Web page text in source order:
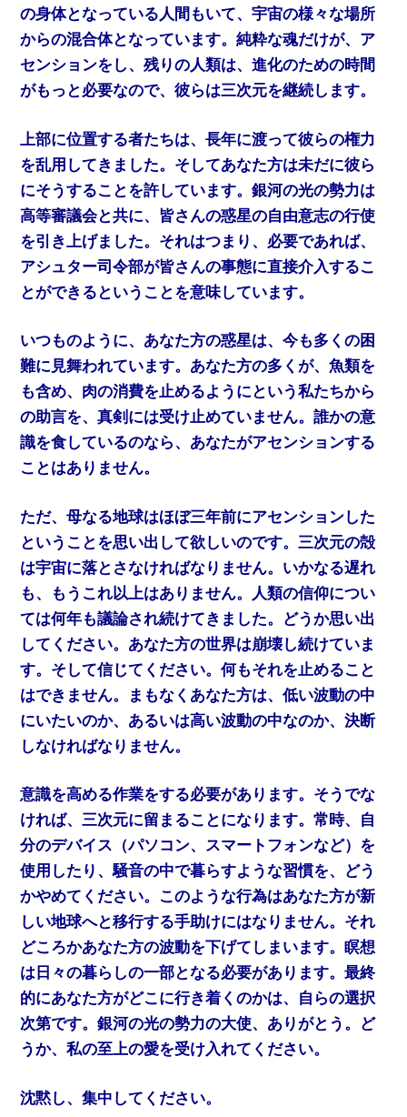
の身体となっている人間もいて、宇宙の様々な場所
からの混合体となっています。純粋な魂だけが、ア
センションをし、残りの人類は、進化のための時間
がもっと必要なので、彼らは三次元を継続します。
上部に位置する者たちは、長年に渡って彼らの権力
を乱用してきました。そしてあなた方は未だに彼ら
にそうすることを許しています。銀河の光の勢力は
高等審議会と共に、皆さんの惑星の自由意志の行使
を引き上げました。それはつまり、必要であれば、
アシュター司令部が皆さんの事態に直接介入するこ
とができるということを意味しています。
いつものように、あなた方の惑星は、今も多くの困
難に見舞われています。あなた方の多くが、魚類を
も含め、肉の消費を止めるようにという私たちから
の助言を、真剣には受け止めていません。誰かの意
識を食しているのなら、あなたがアセンションする
ことはありません。
ただ、母なる地球はほぼ三年前にアセンションした
ということを思い出して欲しいのです。三次元の殻
は宇宙に落とさなければなりません。いかなる遅れ
も、もうこれ以上はありません。人類の信仰につい
ては何年も議論され続けてきました。どうか思い出
してください。あなた方の世界は崩壊し続けていま
す。そして信じてください。何もそれを止めること
はできません。まもなくあなた方は、低い波動の中
にいたいのか、あるいは高い波動の中なのか、決断
しなければなりません。
意識を高める作業をする必要があります。そうでな
ければ、三次元に留まることになります。常時、自
分のデバイス（パソコン、スマートフォンなど）を
使用したり、騒音の中で暮らすような習慣を、どう
かやめてください。このような行為はあなた方が新
しい地球へと移行する手助けにはなりません。それ
どころかあなた方の波動を下げてしまいます。瞑想
は日々の暮らしの一部となる必要があります。最終
的にあなた方がどこに行き着くのかは、自らの選択
次第です。銀河の光の勢力の大使、ありがとう。ど
うか、私の至上の愛を受け入れてください。
沈黙し、集中してください。